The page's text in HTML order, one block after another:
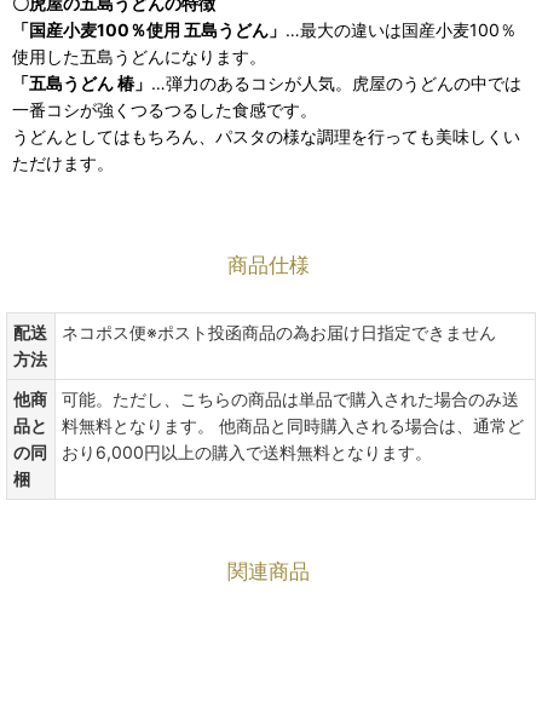
「国産小麦100％使用 五島うどん」 …最大の違いは国産小麦100％
使用した五島うどんになります。
「五島うどん 椿」 …弾力のあるコシが人気。虎屋のうどんの中では
一番コシが強くつるつるした食感です。
うどんとしてはもちろん、パスタの様な調理を行っても美味しくい
ただけます。
商品仕様
配送
方法
ネコポス便※ポスト投函商品の為お届け日指定できません
他商
品と
の同
梱
可能。ただし、こちらの商品は単品で購入された場合のみ送
料無料となります。 他商品と同時購入される場合は、通常ど
おり6,000円以上の購入で送料無料となります。
関連商品